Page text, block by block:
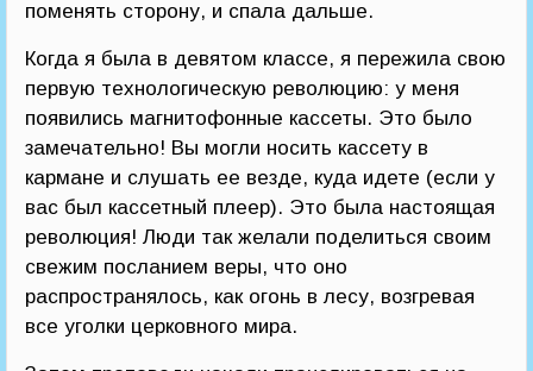
поменять сторону, и спала дальше.
Когда я была в девятом классе, я пережила свою
первую технологическую революцию: у меня
появились магнитофонные кассеты. Это было
замечательно! Вы могли носить кассету в
кармане и слушать ее везде, куда идете (если у
вас был кассетный плеер). Это была настоящая
революция! Люди так желали поделиться своим
свежим посланием веры, что оно
распространялось, как огонь в лесу, возгревая
все уголки церковного мира.